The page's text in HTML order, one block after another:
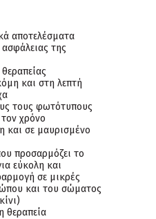
αποτελέσματα
της
και στη λεπτή
τους φωτότυπους
χρόνο
και σε μαυρισμένο
προσαρμόζει το
εύκολη και
σε μικρές
και του σώματος
θεραπεία